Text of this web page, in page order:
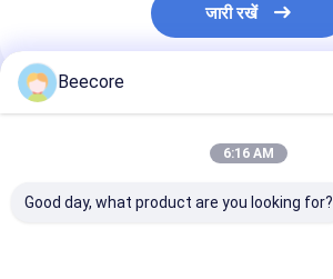
जारी रखें
अनुशंसित उत्पाद
Beecore
6:16 AM
Good day, what product are you looking for?